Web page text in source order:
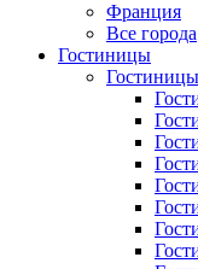
Франция
Все города
Гостиницы